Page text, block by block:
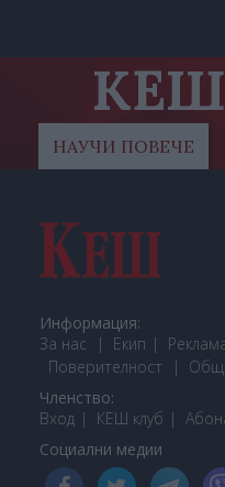
НАУЧИ ПОВЕЧЕ
Информация:
За нас
Екип
Поверителност
Членство:
Вход
КЕШ клуб Або
Социални медии